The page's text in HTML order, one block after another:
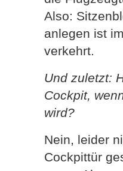
Also:
anlegen ist
verkehrt.
Und zuletzt:
Cockpit,
wird?
Nein, leider
Cockpittür